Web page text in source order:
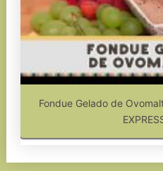
Fondue Gelado de